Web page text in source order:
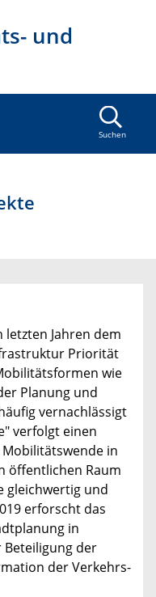
und
Suchen
Jahren dem
Priorität
wie
Planung und
vernachlässigt
verfolgt einen
in
öffentlichen Raum
gleichwertig und
erforscht das
in
der
der Verkehrs-